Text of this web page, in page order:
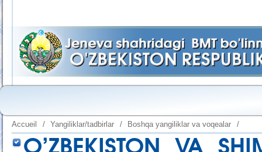
Accueil / Yangiliklar/tadbirlar / Boshqa yangiliklar va voqealar /